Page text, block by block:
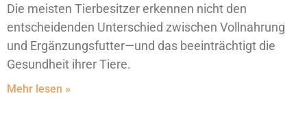
Die meisten Tierbesitzer erkennen nicht den
entscheidenden Unterschied zwischen Vollnahrung
und Ergänzungsfutter—und das beeinträchtigt die
Gesundheit ihrer Tiere.
Mehr lesen »